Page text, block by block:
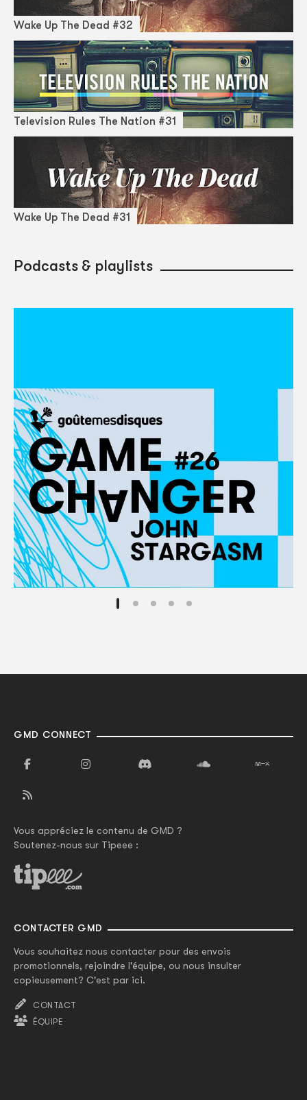
Wake Up The Dead #32
Television Rules The Nation #31
Wake Up The Dead #31
Podcasts & playlists
GMD CONNECT
Vous appréciez le contenu de GMD ?
Soutenez-nous sur Tipeee :
CONTACTER GMD
Vous souhaitez nous contacter pour des envois
promotionnels, rejoindre l'équipe, ou nous insulter
copieusement? C'est par ici.
CONTACT
ÉQUIPE